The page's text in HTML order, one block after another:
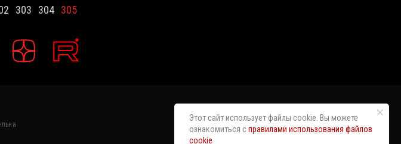
303 304 305
Этот сайт использует файлы cookie. Вы можете
ознакомиться справилами использования файлов
cookie